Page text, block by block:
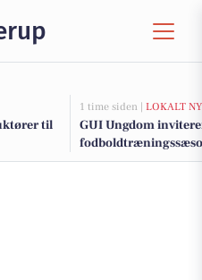
til
1 time siden | LOKALT
GUI Ungdom